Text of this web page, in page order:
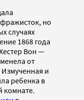
но
случаях
1868 года
Вон —
от
и
ребенка в
комнате.